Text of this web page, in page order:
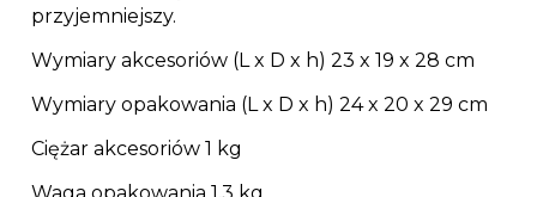
przyjemniejszy.
Wymiary akcesoriów (L x D x h) 23 x 19 x 28 cm
Wymiary opakowania (L x D x h) 24 x 20 x 29 cm
Ciężar akcesoriów 1 kg